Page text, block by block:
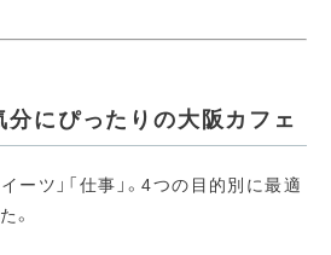
分にぴったりの大阪カフェ
イーツ」「仕事」。4つの目的別に最適
。